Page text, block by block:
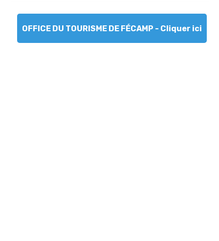
OFFICE DU TOURISME DE FÉCAMP - Cliquer ici